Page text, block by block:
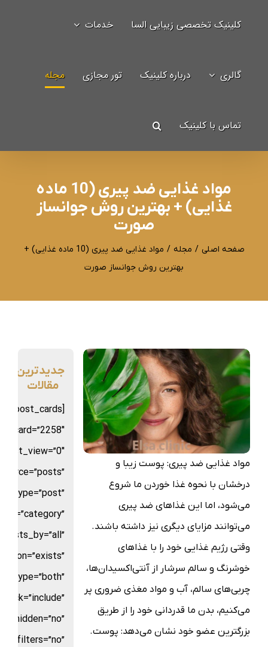
کلینیک تخصصی زیبایی السا خدمات
گالری درباره کلینیک تور مجازی مجله
تماس با کلینیک
مواد غذایی ضد پیری (10 ماده
غذایی) + بهترین روش جوانساز
صورت
صفحه اصلی / مجله /
مواد غذایی ضد پیری (10 ماده غذایی) +
بهترین روش جوانساز صورت
مواد غذایی ضد پیری: پوست زیبا و
درخشان با نحوه غذا خوردن ما شروع
می‌شود، اما این غذاهای ضد پیری
می‌توانند مزایای دیگری نیز داشته باشند.
وقتی رژیم غذایی خود را با غذاهای
خوشرنگ و سالم سرشار از آنتی‌اکسیدان‌ها،
چربی‌های سالم، آب و مواد مغذی ضروری پر
می‌کنیم، بدن ما قدردانی خود را از طریق
بزرگترین عضو خود نشان می‌دهد: پوست.
جدیدترین
مقالات
source=”posts”
posts_by=”all”
filters=”no”